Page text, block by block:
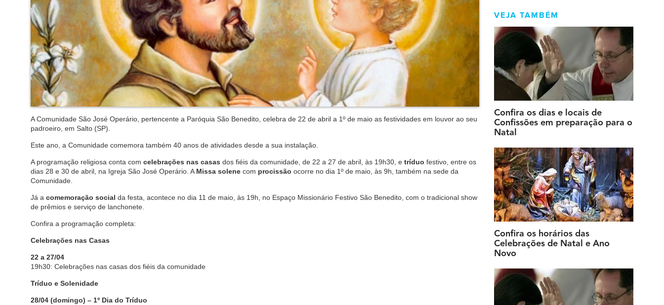
A Comunidade São José Operário, pertencente a Paróquia São Benedito, celebra de 22 de abril a 1º de maio as festividades em louvor ao seu
padroeiro, em Salto (SP).
Este ano, a Comunidade comemora também 40 anos de atividades desde a sua instalação.
A programação religiosa conta com celebrações nas casas dos fiéis da comunidade, de 22 a 27 de abril, às 19h30, e tríduo festivo, entre os
dias 28 e 30 de abril, na Igreja São José Operário. A Missa solene com procissão ocorre no dia 1º de maio, às 9h, também na sede da
Comunidade.
Já a comemoração social da festa, acontece no dia 11 de maio, às 19h, no Espaço Missionário Festivo São Benedito, com o tradicional show
de prêmios e serviço de lanchonete.
Confira a programação completa:
Celebrações nas Casas
22 a 27/04
19h30: Celebrações nas casas dos fiéis da comunidade
Tríduo e Solenidade
28/04 (domingo) – 1º Dia do Tríduo
VEJA TAMBÉM
Confira os dias e locais de
Confissões em preparação para o
Natal
Confira os horários das
Celebrações de Natal e Ano
Novo